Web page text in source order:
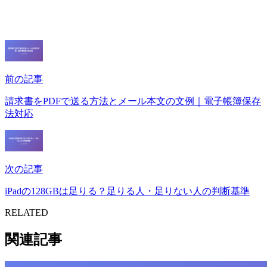
前の記事
請求書をPDFで送る方法とメール本文の文例｜電子帳簿保存
法対応
次の記事
iPadの128GBは足りる？足りる人・足りない人の判断基準
RELATED
関連記事